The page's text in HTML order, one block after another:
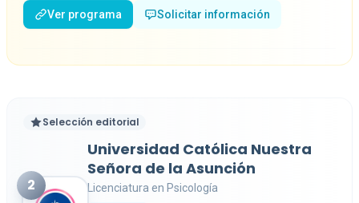
Ver programa Solicitar información
Selección editorial
2
Universidad Católica Nuestra
Señora de la Asunción
Licenciatura en Psicología